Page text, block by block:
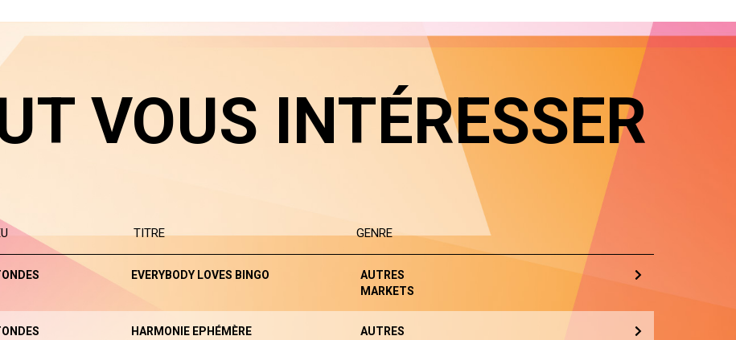
VOUS INTÉRESSER
TITRE GENRE
EVERYBODY LOVES BINGO
AUTRES
MARKETS
HARMONIE EPHÉMÈRE
AUTRES